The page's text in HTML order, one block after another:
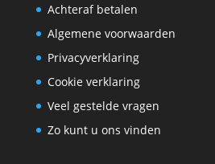
Achteraf betalen
Algemene voorwaarden
Privacyverklaring
Cookie verklaring
Veel gestelde vragen
Zo kunt u ons vinden